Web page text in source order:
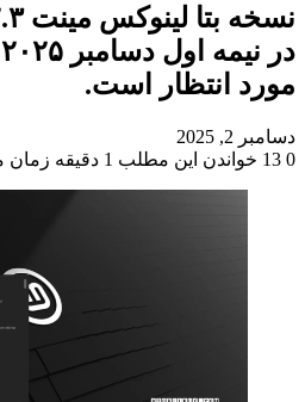
مورد انتظار است.
دسامبر 2, 2025
0
خواندن این مطلب 1 دقیقه زمان میبرد